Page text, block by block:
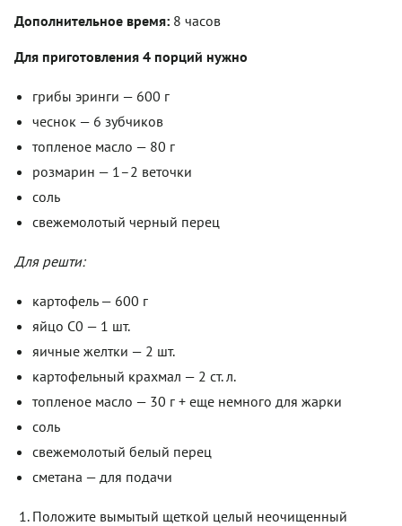
Дополнительное время: 8 часов
Для приготовления 4 порций нужно
грибы эринги — 600 г
чеснок — 6 зубчиков
топленое масло — 80 г
розмарин — 1–2 веточки
соль
свежемолотый черный перец
Для решти:
картофель — 600 г
яйцо С0 — 1 шт.
яичные желтки — 2 шт.
картофельный крахмал — 2 ст. л.
топленое масло — 30 г + еще немного для жарки
соль
свежемолотый белый перец
сметана — для подачи
Положите вымытый щеткой целый неочищенный